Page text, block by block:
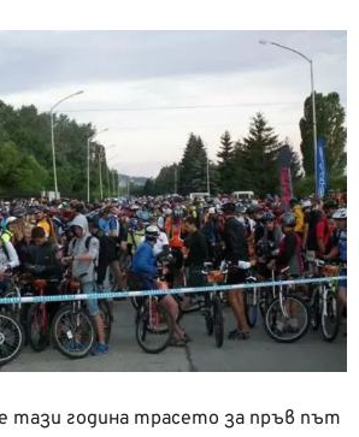
тази година трасето за пръв път